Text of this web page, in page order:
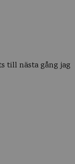
till nästa gång jag